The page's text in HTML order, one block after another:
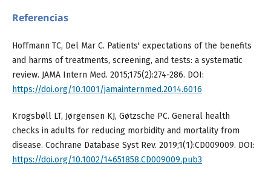
Referencias
Hoffmann TC, Del Mar C. Patients' expectations of the benefits
and harms of treatments, screening, and tests: a systematic
review. JAMA Intern Med. 2015;175(2):274-286. DOI:
https://doi.org/10.1001/jamainternmed.2014.6016
Krogsbøll LT, Jørgensen KJ, Gøtzsche PC. General health
checks in adults for reducing morbidity and mortality from
disease. Cochrane Database Syst Rev. 2019;1(1):CD009009. DOI:
https://doi.org/10.1002/14651858.CD009009.pub3